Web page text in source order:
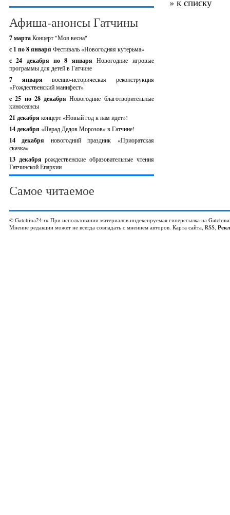
Афиша-анонсы Гатчины
7 мартаКонцерт "Моя весна"
с 1 по 8 января Фестиваль «Новогодняя кутерьма»
с 24 декабря по 8 январяНовогодние игровые
программы для детей в Гатчине
7 январявоенно-историческая реконструкция
«Рождественский манифест»
c 25 по 28 декабряНовогодние благотворительные
киносеансы
21 декабря концерт «Новый год к нам идет»!
14 декабря «Парад Дедов Морозов» в Гатчине!
14 декабря новогодний праздник «Приоратская
сказка»
13 декабрярождественские образовательные чтения
Гатчинской Епархии
Самое читаемое
© Gatchina24.ru При использовании материалов индексируемая гиперссылка на
Мнение редакции может не всегда совпадать с мнением авторов. Карта сайта, RSS,